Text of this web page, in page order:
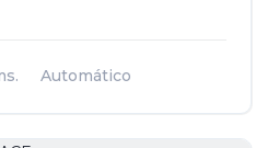
Automático